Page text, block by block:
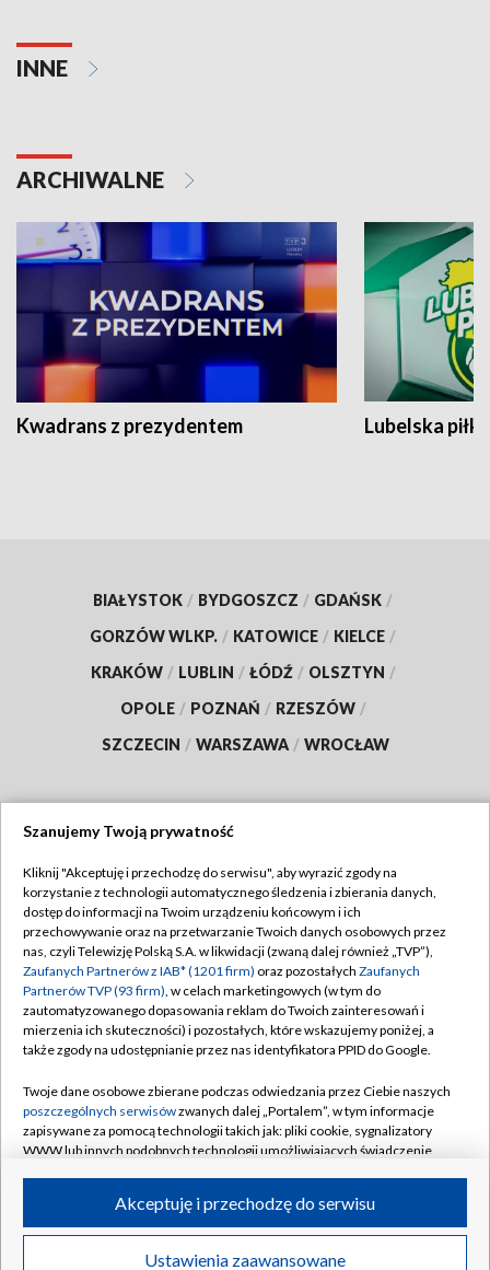
INNE
ARCHIWALNE
Kwadrans z prezydentem Lubelska piłka
BIAŁYSTOK / BYDGOSZCZ / GDAŃSK /
GORZÓW WLKP. / KATOWICE / KIELCE /
KRAKÓW / LUBLIN / ŁÓDŹ / OLSZTYN /
OPOLE / POZNAŃ / RZESZÓW /
SZCZECIN / WARSZAWA / WROCŁAW
TVP
Abonament TVP
Emisja w TVP
Centrum informacji TVP
Naziemna Telewizja Cyfrowa
Rada Programowa
System NOS
Informacje o nadawcy
Program dla prasy
Regulamin TVP
Polityka prywatności
Moje zgody
Pomoc
Kontakt
Kanały
©2026 Telewizja Polska S.A. w likwidacji
Szanujemy Twoją prywatność
Kliknij "Akceptuję i przechodzę do serwisu", aby wyrazić zgody na
korzystanie z technologii automatycznego śledzenia i zbierania danych,
dostęp do informacji na Twoim urządzeniu końcowym i ich
przechowywanie oraz na przetwarzanie Twoich danych osobowych przez
nas, czyli Telewizję Polską S.A. w likwidacji (zwaną dalej również „TVP”),
Zaufanych Partnerów z IAB* (1201 firm) oraz pozostałych Zaufanych
Partnerów TVP (93 firm), w celach marketingowych (w tym do
zautomatyzowanego dopasowania reklam do Twoich zainteresowań i
mierzenia ich skuteczności) i pozostałych, które wskazujemy poniżej, a
także zgody na udostępnianie przez nas identyfikatora PPID do Google.
Twoje dane osobowe zbierane podczas odwiedzania przez Ciebie naszych
poszczególnych serwisówzwanych dalej „Portalem”, w tym informacje
zapisywane za pomocą technologii takich jak: pliki cookie, sygnalizatory
WWW lub innych podobnych technologii umożliwiających świadczenie
ruchu w Internecie.
Twoje dane osobowe zbierane podczas odwiedzania przez Ciebie
Ustawienia zaawansowane
Akceptuję i przechodzę do serwisu